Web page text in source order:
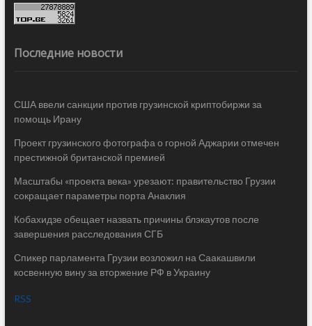
Последние новости
США ввели санкции против грузинской криптобиржи за
помощь Ирану
Проект грузинского фотографа о горной Аджарии отмечен
престижной британской премией
Масштабы «проекта века» урезают: правительство Грузии
сокращает параметры порта Анаклия
Кобахидзе обещает назвать причины блэкаутов после
завершения расследования СГБ
Спикер парламента Грузии возложил на Саакашвили
косвенную вину за вторжение РФ в Украину
RSS